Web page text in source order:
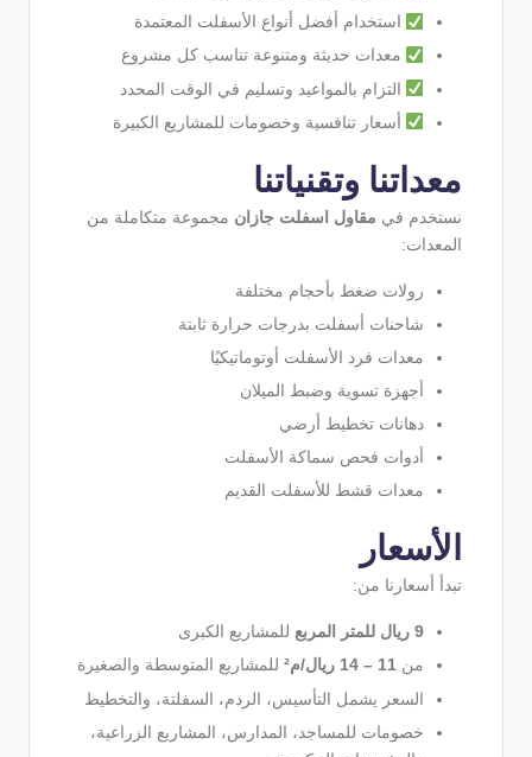
استخدام أفضل أنواع الأسفلت المعتمدة
معدات حديثة ومتنوعة تناسب كل مشروع
التزام بالمواعيد وتسليم في الوقت المحدد
أسعار تنافسية وخصومات للمشاريع الكبيرة
معداتنا وتقنياتنا
نستخدم في مقاول اسفلت جازان مجموعة متكاملة من
المعدات:
رولات ضغط بأحجام مختلفة
شاحنات أسفلت بدرجات حرارة ثابتة
معدات فرد الأسفلت أوتوماتيكيًا
أجهزة تسوية وضبط الميلان
دهانات تخطيط أرضي
أدوات فحص سماكة الأسفلت
معدات قشط للأسفلت القديم
الأسعار
تبدأ أسعارنا من:
9 ريال للمتر المربع
للمشاريع الكبرى
من 11 – 14 ريال/م²
للمشاريع المتوسطة والصغيرة
السعر يشمل التأسيس، الردم، السفلتة، والتخطيط
خصومات للمساجد، المدارس، المشاريع الزراعية،